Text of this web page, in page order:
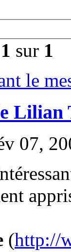
1 sur 1
le
Lilian
07,
(http://